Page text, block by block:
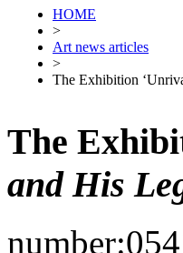
HOME
>
Art news articles
>
The Exhibition
The
and His